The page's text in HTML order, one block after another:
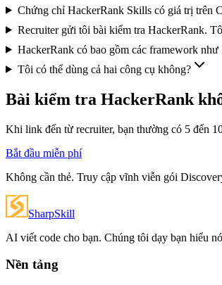
Chứng chỉ HackerRank Skills có giá trị trên
Recruiter gửi tôi bài kiểm tra HackerRank.
HackerRank có bao gồm các framework
Tôi có thể dùng cả hai công cụ không?
Bài kiểm tra HackerRank
Khi link đến từ recruiter, bạn thường có 5 đến
Bắt đầu miễn phí
Không cần thẻ. Truy cập vĩnh viễn gói
SharpSkill
AI viết code cho bạn. Chúng tôi dạy bạn hiểu
Nền tảng